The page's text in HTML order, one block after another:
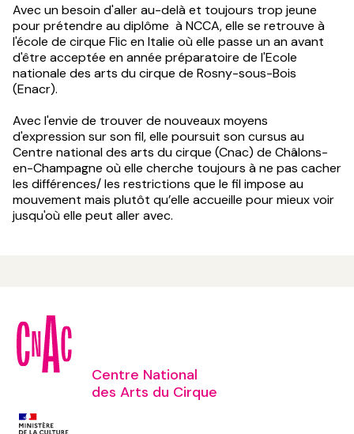
Avec un besoin d'aller au-delà et toujours trop jeune
pour prétendre au diplôme à NCCA, elle se retrouve à
l'école de cirque Flic en Italie où elle passe un an avant
d'être acceptée en année préparatoire de l'Ecole
nationale des arts du cirque de Rosny-sous-Bois
(Enacr).
Avec l'envie de trouver de nouveaux moyens
d'expression sur son fil, elle poursuit son cursus au
Centre national des arts du cirque (Cnac) de Châlons-
en-Champagne où elle cherche toujours à ne pas cacher
les différences/ les restrictions que le fil impose au
mouvement mais plutôt qu’elle accueille pour mieux voir
jusqu'où elle peut aller avec.
Centre National
des Arts du Cirque